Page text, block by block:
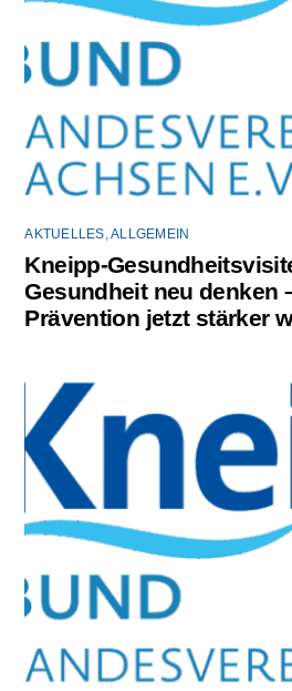
AKTUELLES,ALLGEMEIN
Kneipp-
Gesundheit neu denken
Prävention jetzt stärker